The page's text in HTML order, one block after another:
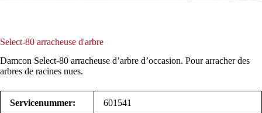
Select-80 arracheuse d'arbre
Damcon Select-80 arracheuse d’arbre d’occasion. Pour arracher des
arbres de racines nues.
Servicenummer: 601541